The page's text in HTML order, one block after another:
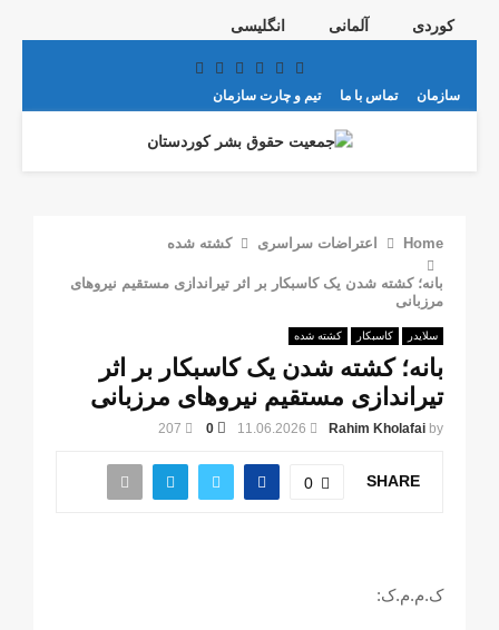
کوردی آلمانی انگلیسی
Facebook
Twitter
Instagram
Youtube
Email
سازمان تماس با ما تیم و چارت سازمان
PRIMARY
Home اعتراضات سراسری کشته شده
بانه؛ کشته شدن یک کاسبکار بر اثر تیراندازی مستقیم نیروهای
مرزبانی
سلایدر کاسبکار کشته شده
بانه؛ کشته شدن یک کاسبکار بر اثر
تیراندازی مستقیم نیروهای مرزبانی
by
Rahim Kholafai
11.06.2026
0
207
SHARE
0
ک.م.م.ک: